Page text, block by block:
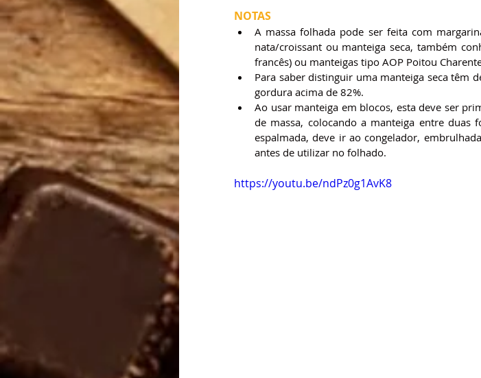
NOTAS
A massa folhada pode ser feita com
nata/croissant ou manteiga seca, também
francês) ou manteigas tipo AOP Poitou
Para saber distinguir uma manteiga seca têm
gordura acima de 82%.
Ao usar manteiga em blocos, esta deve ser
de massa, colocando a manteiga entre duas
espalmada, deve ir ao congelador,
antes de utilizar no folhado.
https://youtu.be/ndPz0g1AvK8